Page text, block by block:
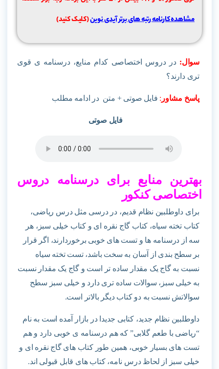
مشاهده کارنامه رتبه های برتر آیدی نوین(کلیک کنید)
سوال:در دروس اختصاصی کدام منایع، درسنامه ی قوی
تری دارند؟
پاسخ مشاور : فایل صوتی + متن در ادامه مطلب
فایل صوتی
بهترین منابع برای درسنامه دروس
اختصاصی کنکور
برای داوطلبین نظام قدیم، در درسی مثل درس ریاضی،
کتاب تخته سیاه، کتاب گاج نقره ای و کتاب خیلی سبز، هر
سه از درسنامه ها و تست های خوبی برخوردارند، اگر قرار
بر سطح بندی از آسان به سخت باشد، تست تخته سیاه
نسبت به گاج یک مقدار ساده تر است و گاج یک مقدار نسبت
به خیلی سبز، سوالات ساده تری دارد و خیلی سبز سطح
سوالاتش نسبت به دو کتاب دیگر بالاتر است.
داوطلبین نظام جدید، کتابی جدیدا در بازار آمده است به نام
“ریاضی با طعم گلابی” که هم درسنامه ی خوبی دارد و هم
تست های بسیار خوبی، همین طور کتاب های گاج نقره ای و
خیلی سبز از لحاظ درس نامه، کتاب های قابل قبولی اند.